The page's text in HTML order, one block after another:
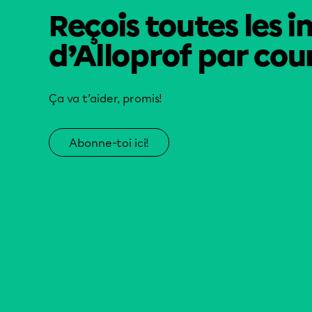
Reçois toutes les
d’Alloprof par
Ça va t’aider, promis!
Abonne-toi ici!